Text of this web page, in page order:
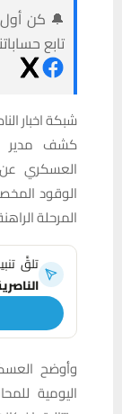
🔔 كن أول
تابع
شبكة اخبار
كشف مدير
العسكري
الوقود
المرحلة
تلقَّ
وأوضح
اليومية